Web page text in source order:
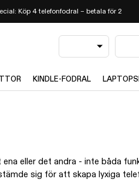
Köp 4 telefonfodral – betala för 2
KINDLE-FODRAL
eller det andra - inte båda
sig för att skapa lyxiga